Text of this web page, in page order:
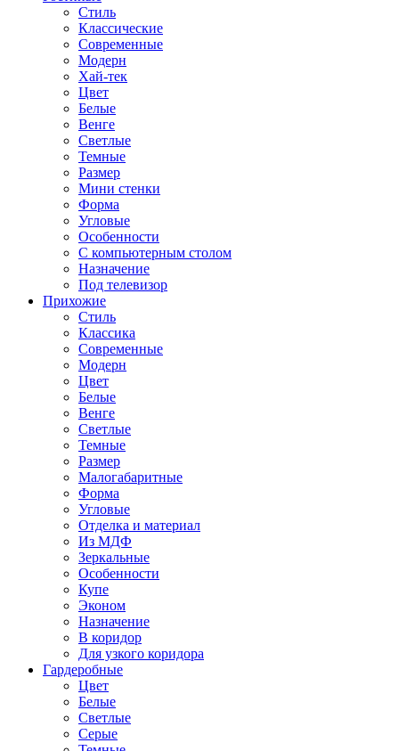
Стиль
Классические
Современные
Модерн
Хай-тек
Цвет
Белые
Венге
Светлые
Темные
Размер
Мини стенки
Форма
Угловые
Особенности
С компьютерным столом
Назначение
Под телевизор
Прихожие
Стиль
Классика
Современные
Модерн
Цвет
Белые
Венге
Светлые
Темные
Размер
Малогабаритные
Форма
Угловые
Отделка и материал
Из МДФ
Зеркальные
Особенности
Купе
Эконом
Назначение
В коридор
Для узкого коридора
Гардеробные
Цвет
Белые
Светлые
Серые